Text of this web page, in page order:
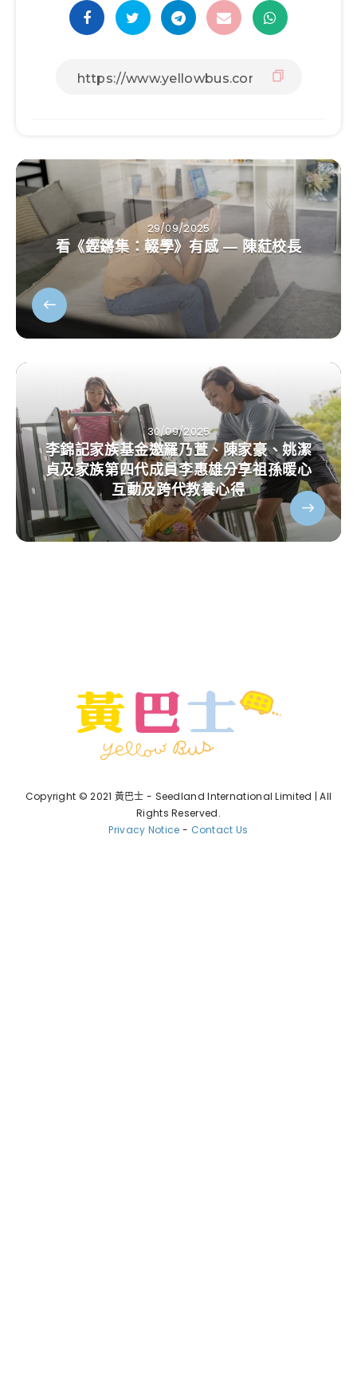
29/09/2025
看《鏗鏘集：輟學》有感 — 陳葒校長
30/09/2025
李錦記家族基金邀羅乃萱、陳家豪、姚潔
貞及家族第四代成員李惠雄分享祖孫暖心
互動及跨代教養心得
Copyright © 2021 黃巴士 - Seedland International Limited | All
Rights Reserved.
Privacy Notice - Contact Us